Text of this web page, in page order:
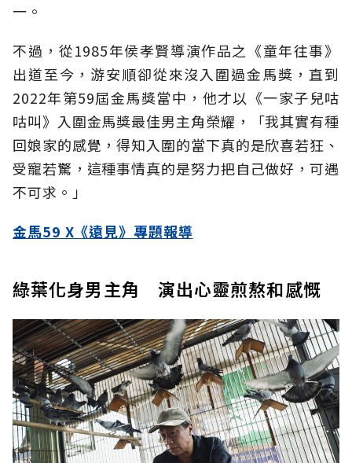
一。
不過，從1985年侯孝賢導演作品之《童年往事》
出道至今，游安順卻從來沒入圍過金馬獎，直到
2022年第59屆金馬獎當中，他才以《一家子兒咕
咕叫》入圍金馬獎最佳男主角榮耀，「我其實有種
回娘家的感覺，得知入圍的當下真的是欣喜若狂、
受寵若驚，這種事情真的是努力把自己做好，可遇
不可求。」
金馬59 X《遠見》專題報導
綠葉化身男主角 演出心靈煎熬和感慨